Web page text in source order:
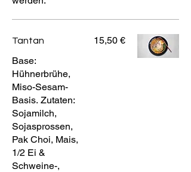
Tantan
Base:
Hühnerbrühe,
Miso-Sesam-
Basis. Zutaten:
Sojamilch,
Sojasprossen,
Pak Choi, Mais,
1/2 Ei &
Schweine-,
15,50 €